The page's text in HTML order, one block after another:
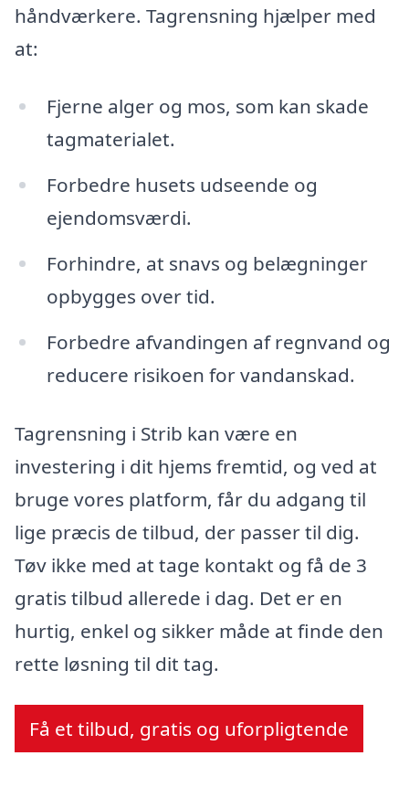
håndværkere. Tagrensning hjælper med
at:
Fjerne alger og mos, som kan skade
tagmaterialet.
Forbedre husets udseende og
ejendomsværdi.
Forhindre, at snavs og belægninger
opbygges over tid.
Forbedre afvandingen af regnvand og
reducere risikoen for vandanskad.
Tagrensning i Strib kan være en
investering i dit hjems fremtid, og ved at
bruge vores platform, får du adgang til
lige præcis de tilbud, der passer til dig.
Tøv ikke med at tage kontakt og få de 3
gratis tilbud allerede i dag. Det er en
hurtig, enkel og sikker måde at finde den
rette løsning til dit tag.
Få et tilbud, gratis og uforpligtende